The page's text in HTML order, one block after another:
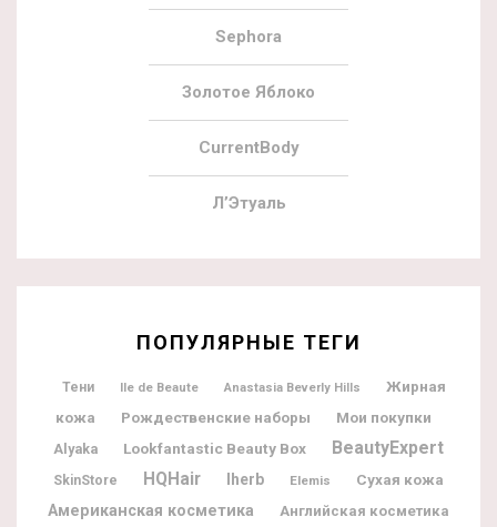
Sephora
Золотое Яблоко
CurrentBody
Л’Этуаль
ПОПУЛЯРНЫЕ ТЕГИ
Тени Ile de Beaute Anastasia Beverly Hills
Жирная
кожа
Рождественские наборы Мои покупки
Alyaka Lookfantastic Beauty Box BeautyExpert
SkinStore HQHair Iherb Elemis Сухая кожа
Американская косметика Английская косметика